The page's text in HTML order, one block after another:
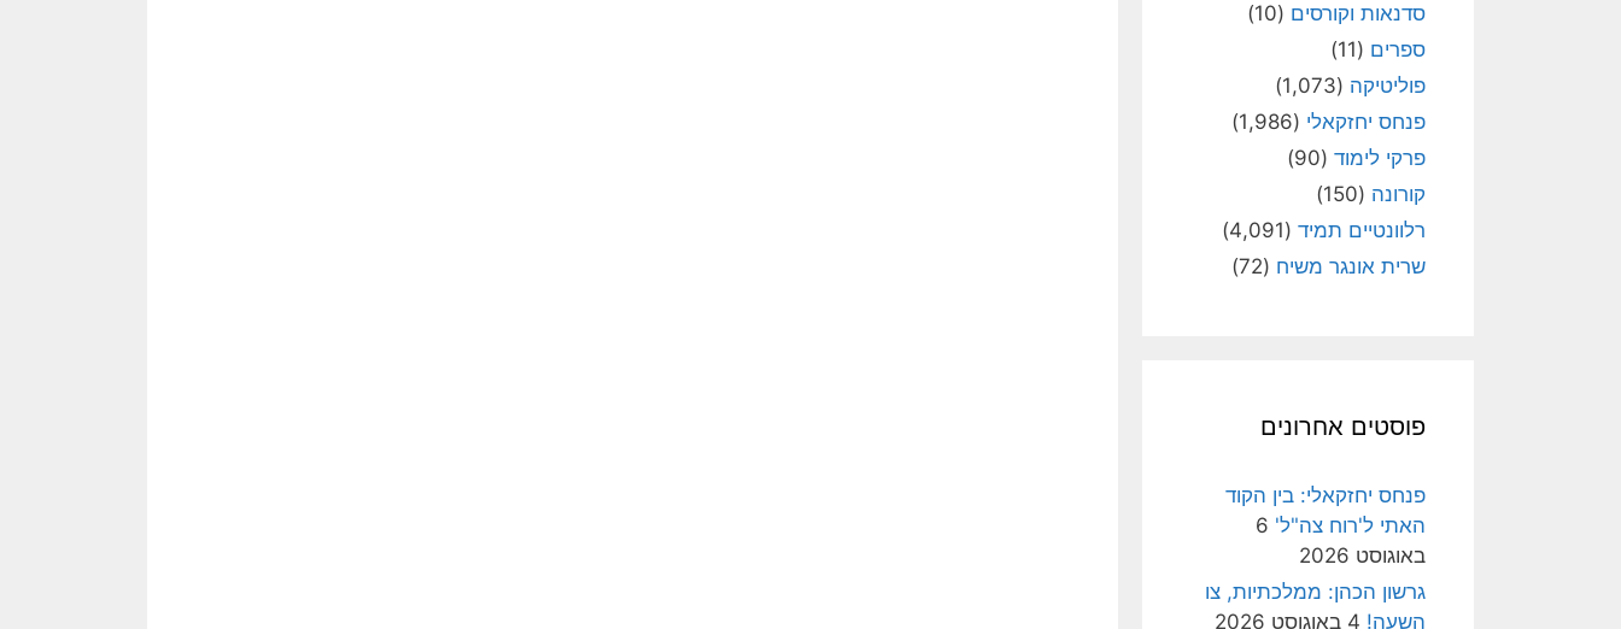
סדנאות וקורסים (10)
ספרים (11)
פוליטיקה (1,073)
פנחס יחזקאלי (1,986)
פרקי לימוד (90)
קורונה (150)
רלוונטיים תמיד (4,091)
שרית אונגר משיח (72)
פוסטים אחרונים
פנחס יחזקאלי: בין הקוד
האתי ל'רוח צה"ל' 6
באוגוסט 2026
גרשון הכהן: ממלכתיות, צו
השעה! 4 באוגוסט 2026